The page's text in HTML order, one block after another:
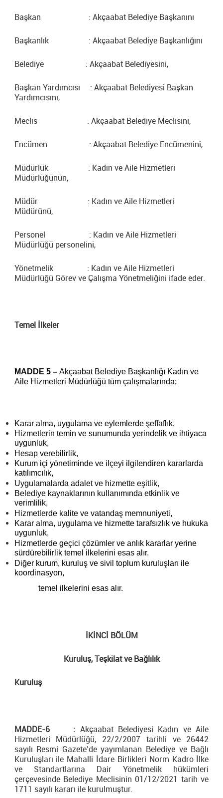
Başkan : Akçaabat Belediye Başkanını
Başkanlık : Akçaabat Belediye Başkanlığını
Belediye : Akçaabat Belediyesini,
Başkan Yardımcısı : Akçaabat Belediyesi Başkan
Yardımcısını,
Meclis : Akçaabat Belediye Meclisini,
Encümen : Akçaabat Belediye Encümenini,
Müdürlük : Kadın ve Aile Hizmetleri
Müdürlüğünün,
Müdür : Kadın ve Aile Hizmetleri
Müdürünü,
Personel : Kadın ve Aile Hizmetleri
Müdürlüğü personelini,
Yönetmelik : Kadın ve Aile Hizmetleri
Müdürlüğü Görev ve Çalışma Yönetmeliğini ifade eder.
Temel İlkeler
MADDE 5 – Akçaabat Belediye Başkanlığı Kadın ve
Aile Hizmetleri Müdürlüğü tüm çalışmalarında;
Karar alma, uygulama ve eylemlerde şeffaflık,
Hizmetlerin temin ve sunumunda yerindelik ve ihtiyaca
uygunluk,
Hesap verebilirlik,
Kurum içi yönetiminde ve ilçeyi ilgilendiren kararlarda
katılımcılık,
Uygulamalarda adalet ve hizmette eşitlik,
Belediye kaynaklarının kullanımında etkinlik ve
verimlilik,
Hizmetlerde kalite ve vatandaş memnuniyeti,
Karar alma, uygulama ve hizmette tarafsızlık ve hukuka
uygunluk,
Hizmetlerde geçici çözümler ve anlık kararlar yerine
sürdürebilirlik temel ilkelerini esas alır.
Diğer kurum, kuruluş ve sivil toplum kuruluşları ile
koordinasyon,
temel ilkelerini esas alır.
İKİNCİ BÖLÜM
Kuruluş, Teşkilat ve Bağlılık
Kuruluş
MADDE-6 : Akçaabat Belediyesi Kadın ve Aile
Hizmetleri Müdürlüğü, 22/2/2007 tarihli ve 26442
sayılı Resmi Gazete’de yayımlanan Belediye ve Bağlı
Kuruluşları ile Mahalli İdare Birlikleri Norm Kadro İlke
ve Standartlarına Dair Yönetmelik hükümleri
çerçevesinde Belediye Meclisinin 01/12/2021 tarih ve
1711 sayılı kararı ile kurulmuştur.